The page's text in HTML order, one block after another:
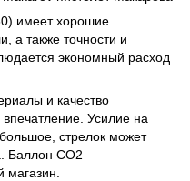
имеет хорошие
а также точности и
экономный расход
и качество
Усилие на
стрелок может
Баллон CO2